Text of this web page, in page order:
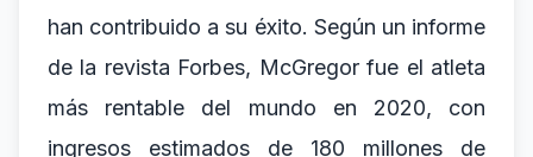
han contribuido a su éxito. Según un informe
de la revista Forbes, McGregor fue el atleta
más rentable del mundo en 2020, con
ingresos estimados de 180 millones de